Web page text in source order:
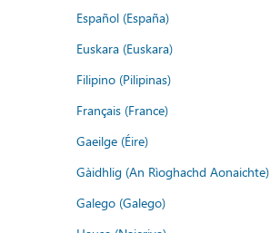
Español (España)
Euskara (Euskara)
Filipino (Pilipinas)
Français (France)
Gaeilge (Éire)
Gàidhlig (An Rìoghachd Aonaichte)
Galego (Galego)